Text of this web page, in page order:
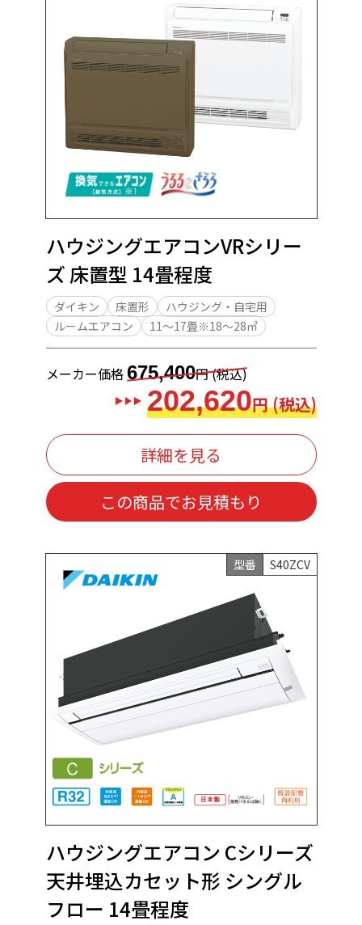
ハウジングエアコンVRシリー
ズ 床置型 14畳程度
ダイキン 床置形
ハウジング・自宅用
ルームエアコン
11～17畳※18～28㎡
メーカー価格675,400円 (税込)
202,620円 (税込)
詳細を見る
この商品でお見積もり
型番 S40ZCV
ハウジングエアコン Cシリーズ
天井埋込カセット形 シングル
フロー 14畳程度